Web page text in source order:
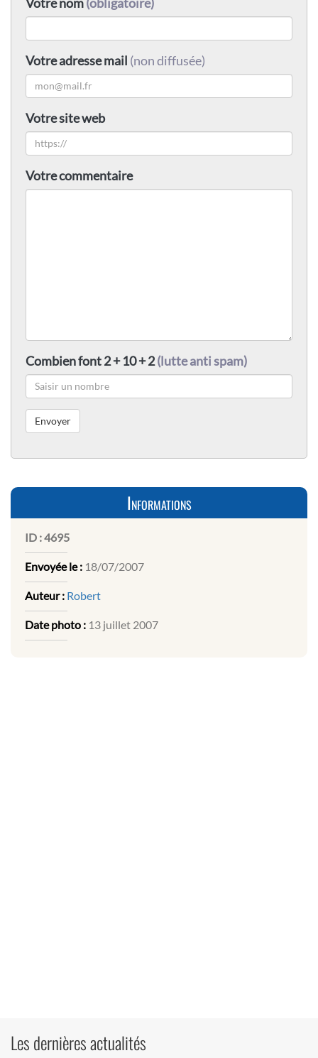
Votre adresse mail (non diffusée)
Votre site web
Votre commentaire
Combien font 2 + 10 + 2(lutte anti spam)
Informations
ID :4695
Envoyée le : 18/07/2007
Auteur : Robert
Date photo : 13 juillet 2007
Les dernières actualités